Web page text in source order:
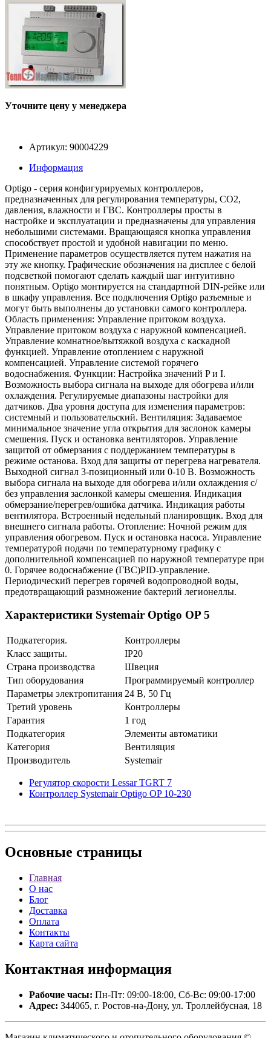
Уточните цену у менеджера
Артикул: 90004229
Информация
Optigo - серия конфигурируемых контроллеров,
предназначенных для регулирования температуры, CO2,
давления, влажности и ГВС. Контроллеры просты в
настройке и эксплуатации и предназначены для управления
небольшими системами. Вращающаяся кнопка управления
способствует простой и удобной навигации по меню.
Применение параметров осуществляется путем нажатия на
эту же кнопку. Графические обозначения на дисплее с белой
подсветкой помогают сделать каждый шаг интуитивно
понятным. Optigo монтируется на стандартной DIN-рейке или
в шкафу управления. Все подключения Optigo разъемные и
могут быть выполнены до установки самого контроллера.
Область применения: Управление притоком воздуха.
Управление притоком воздуха с наружной компенсацией.
Управление комнатное/вытяжкой воздуха с каскадной
функцией. Управление отоплением с наружной
компенсацией. Управление системой горячего
водоснабжения. Функции: Настройка значений P и I.
Возможность выбора сигнала на выходе для обогрева и/или
охлаждения. Регулируемые диапазоны настройки для
датчиков. Два уровня доступа для изменения параметров:
системный и пользовательский. Вентиляция: Задаваемое
минимальное значение угла открытия для заслонок камеры
смешения. Пуск и остановка вентиляторов. Управление
защитой от обмерзания с поддержанием температуры в
режиме останова. Вход для защиты от перегрева нагревателя.
Выходной сигнал 3-позиционный или 0-10 В. Возможность
выбора сигнала на выходе для обогрева и/или охлаждения с/
без управления заслонкой камеры смешения. Индикация
обмерзание/перегрев/ошибка датчика. Индикация работы
вентилятора. Встроенный недельный планировщик. Вход для
внешнего сигнала работы. Отопление: Ночной режим для
управления обогревом. Пуск и остановка насоса. Управление
температурой подачи по температурному графику с
дополнительной компенсацией по наружной температуре при
0. Горячее водоснабжение (ГВС)PID-управление.
Периодический перегрев горячей водопроводной воды,
предотвращающий размножение бактерий легионеллы.
Характеристики Systemair Optigo OP 5
Подкатегория.
Контроллеры
Класс защиты.
IP20
Страна производства
Швеция
Тип оборудования
Программируемый контроллер
Параметры электропитания 24 В, 50 Гц
Третий уровень
Контроллеры
Гарантия
1 год
Подкатегория
Элементы автоматики
Категория
Вентиляция
Производитель
Systemair
Регулятор скорости Lessar TGRT 7
Контроллер Systemair Optigo OP 10-230
Основные страницы
Главная
О нас
Блог
Доставка
Оплата
Контакты
Карта сайта
Контактная информация
Рабочие часы: Пн-Пт: 09:00-18:00, Сб-Вс: 09:00-17:00
Адрес: 344065, г. Ростов-на-Дону, ул. Троллейбусная, 18